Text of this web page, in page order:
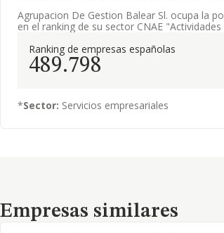
Agrupacion De Gestion Balear Sl. ocupa la
en el ranking de su sector CNAE
Ranking de empresas españolas
489.798
*Sector: Servicios empresariales
Empresas similares
Empresas similares